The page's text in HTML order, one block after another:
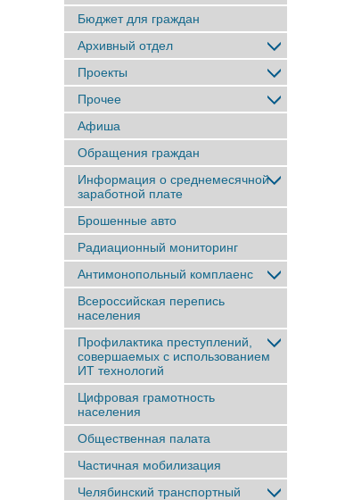
Бюджет для граждан
Архивный отдел
Проекты
Прочее
Афиша
Обращения граждан
Информация о среднемесячной
заработной плате
Брошенные авто
Радиационный мониторинг
Антимонопольный комплаенс
Всероссийская перепись
населения
Профилактика преступлений,
совершаемых с использованием
ИТ технологий
Цифровая грамотность
населения
Общественная палата
Частичная мобилизация
Челябинский транспортный